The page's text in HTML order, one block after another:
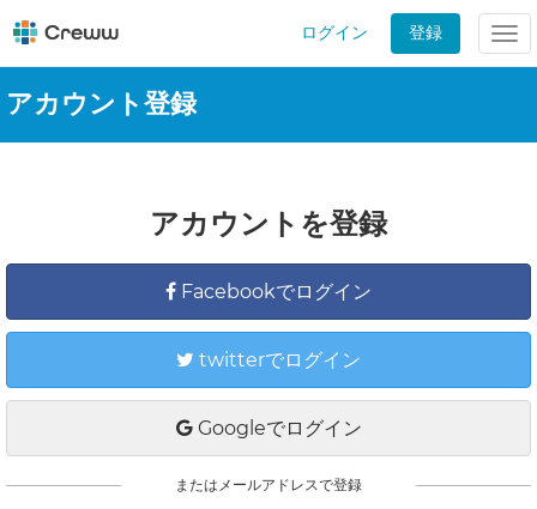
ログイン 登録
アカウント登録
アカウントを登録
Facebookでログイン
twitterでログイン
Googleでログイン
またはメールアドレスで登録